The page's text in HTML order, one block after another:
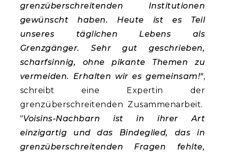
grenzüberschreitenden Institutionen
gewünscht haben. Heute ist es Teil
unseres täglichen Lebens als
Grenzgänger. Sehr gut geschrieben,
scharfsinnig, ohne pikante Themen zu
vermeiden. Erhalten wir es gemeinsam!",
schreibt eine Expertin der
grenzüberschreitenden Zusammenarbeit.
"Voisins-Nachbarn ist in ihrer Art
einzigartig und das Bindeglied, das in
grenzüberschreitenden Fragen fehlte,